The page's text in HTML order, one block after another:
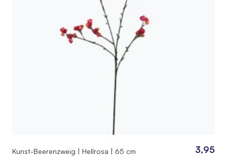
Kunst-Beerenzweig | Hellrosa | 65 cm 3,95